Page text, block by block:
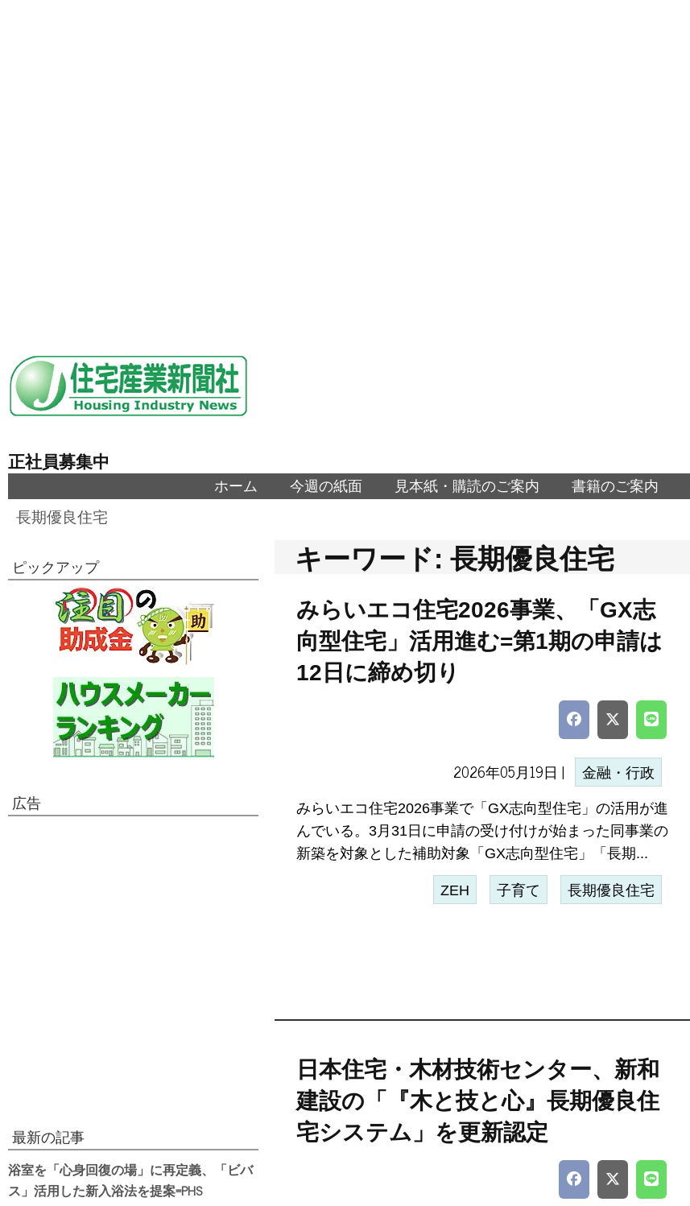
正社員募集中
ホーム 今週の紙面 見本紙・購読のご案内 書籍のご案内
長期優良住宅
キーワード: 長期優良住宅
みらいエコ住宅2026事業、「GX志
向型住宅」活用進む=第1期の申請は
12日に締め切り
2026年05月19日 | 金融・行政
みらいエコ住宅2026事業で「GX志向型住宅」の活用が進
んでいる。3月31日に申請の受け付けが始まった同事業の
新築を対象とした補助対象「GX志向型住宅」「長期...
ZEH 子育て 長期優良住宅
日本住宅・木材技術センター、新和
建設の「『木と技と心』長期優良住
宅システム」を更新認定
ピックアップ
広告
最新の記事
浴室を「心身回復の場」に再定義、「ビバ
ス」活用した新入浴法を提案=PHS